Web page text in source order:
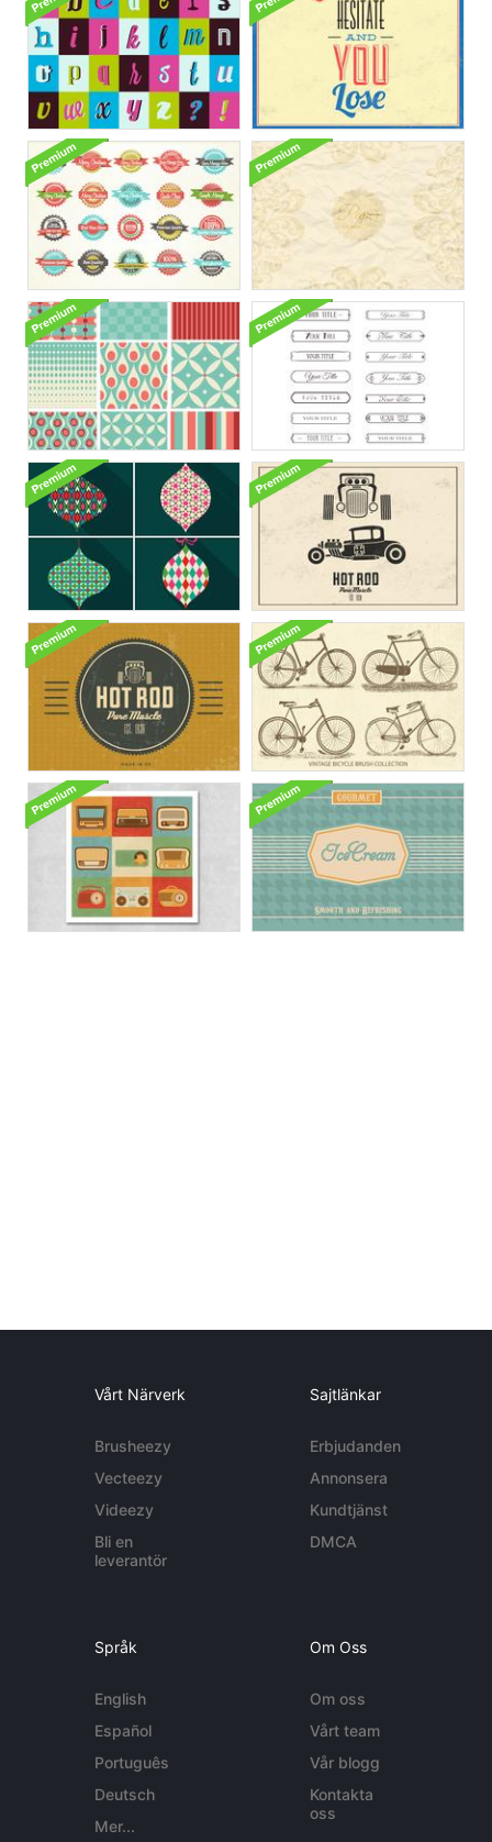
Vårt Närverk
Brusheezy
Vecteezy
Videezy
Bli en
leverantör
Sajtlänkar
Erbjudanden
Annonsera
Kundtjänst
DMCA
Språk
English
Español
Português
Deutsch
Mer...
Om Oss
Om oss
Vårt team
Vår blogg
Kontakta
oss